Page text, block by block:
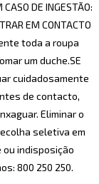
DE INGESTÃO:
EM CONTACTO
toda a roupa
um duche.SE
cuidadosamente
de contacto,
Eliminar o
seletiva em
ou indisposição
800 250 250.